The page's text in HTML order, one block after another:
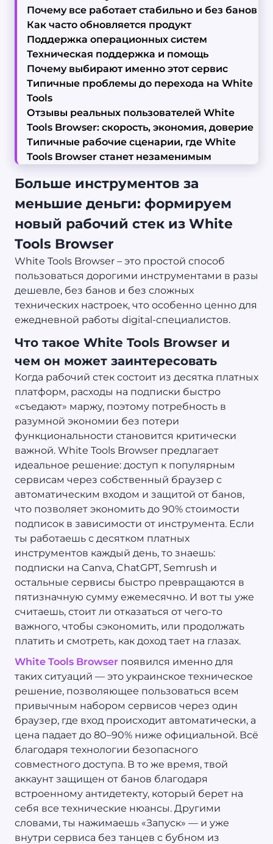
Почему все работает стабильно и без банов
Как часто обновляется продукт
Поддержка операционных систем
Техническая поддержка и помощь
Почему выбирают именно этот сервис
Типичные проблемы до перехода на White
Tools
Отзывы реальных пользователей White
Tools Browser: скорость, экономия, доверие
Типичные рабочие сценарии, где White
Tools Browser станет незаменимым
Больше инструментов за
меньшие деньги: формируем
новый рабочий стек из White
Tools Browser
White Tools Browser – это простой способ
пользоваться дорогими инструментами в разы
дешевле, без банов и без сложных
технических настроек, что особенно ценно для
ежедневной работы digital-специалистов.
Что такое White Tools Browser и
чем он может заинтересовать
Когда рабочий стек состоит из десятка платных
платформ, расходы на подписки быстро
«съедают» маржу, поэтому потребность в
разумной экономии без потери
функциональности становится критически
важной. White Tools Browser предлагает
идеальное решение: доступ к популярным
сервисам через собственный браузер с
автоматическим входом и защитой от банов,
что позволяет экономить до 90% стоимости
подписок в зависимости от инструмента. Если
ты работаешь с десятком платных
инструментов каждый день, то знаешь:
подписки на Canva, ChatGPT, Semrush и
остальные сервисы быстро превращаются в
пятизначную сумму ежемесячно. И вот ты уже
считаешь, стоит ли отказаться от чего-то
важного, чтобы сэкономить, или продолжать
платить и смотреть, как доход тает на глазах.
White Tools Browser появился именно для
таких ситуаций — это украинское техническое
решение, позволяющее пользоваться всем
привычным набором сервисов через один
браузер, где вход происходит автоматически, а
цена падает до 80–90% ниже официальной. Всё
благодаря технологии безопасного
совместного доступа. В то же время, твой
аккаунт защищен от банов благодаря
встроенному антидетекту, который берет на
себя все технические нюансы. Другими
словами, ты нажимаешь «Запуск» — и уже
внутри сервиса без танцев с бубном из